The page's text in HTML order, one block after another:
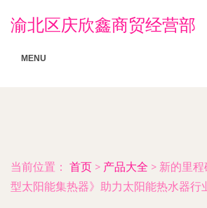
渝北区庆欣鑫商贸经营部
MENU
当前位置： 首页 > 产品大全 > 新的里
型太阳能集热器》助力太阳能热水器行